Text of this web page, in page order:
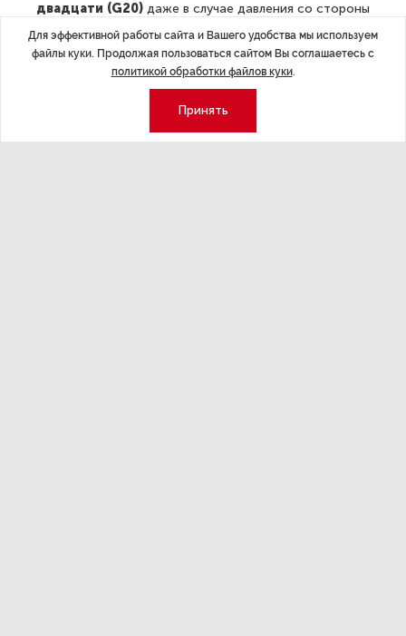
двадцати (G20) даже в случае давления со стороны
третьих стран. Об этом заявил в интервью ТАСС
посол Индонезии в РФ Хосе Таварес. Дипломат
напомнил, что президент Индонезии Джоко Видодо
Путина. «Даже если бы другие страны стали оказывать
Для эффективной работы сайта и Вашего удобства мы используем
файлы куки. Продолжая пользоваться сайтом Вы соглашаетесь с
политикой обработки файлов куки.
Принять